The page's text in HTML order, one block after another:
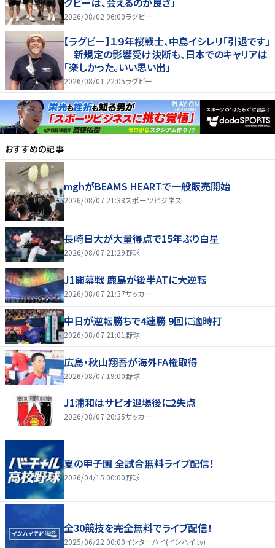
2026/08/02 06:00ラグビー
【ラグビー】１９年桜戦士、中島イシレリ「引退です」
新規定の影響受け決断も、日本でのキャリアは
「楽しかった。いい思い出」
2026/08/01 22:05ラグビー
おすすめの記事
mghがBEAMS HEARTで一般販売開始
2026/08/07 21:38スポーツビジネス
長崎日大が大量得点で15年ぶり白星
2026/08/07 21:29野球
J1開幕戦 鹿島が後半ATに大逆転
2026/08/07 21:37サッカー
中日が逆転勝ちで4連勝 9回に適時打
2026/08/07 21:01 野球
広島・秋山翔吾が海外FA権取得
2026/08/07 19:00野球
J1浦和はサビオ退場後に2失点
2026/08/07 20:35サッカー
夏の甲子園 全試合無料ライブ配信！
2026/04/15 00:00野球
全30競技を完全無料でライブ配信！
2025/06/22 00:00インターハイ(インハイ.tv)